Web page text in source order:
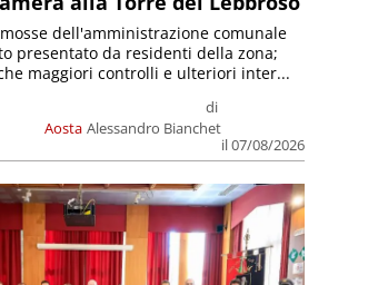
Aosta
di
Alessandro Bianchet
il 07/08/2026
dell'amministrazione comunale
presentato da residenti della zona;
maggiori controlli e ulteriori inter...